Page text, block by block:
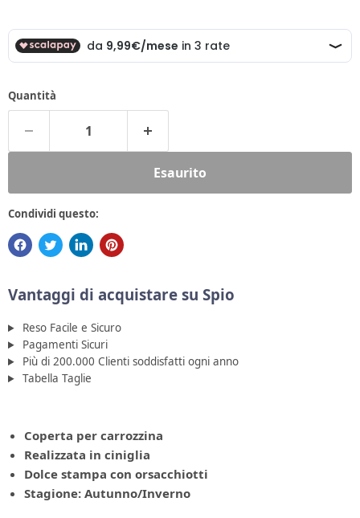
Quantità
Esaurito
Condividi questo:
Vantaggi di acquistare su Spio
Reso Facile e Sicuro
Pagamenti Sicuri
Più di 200.000 Clienti soddisfatti ogni anno
Tabella Taglie
Coperta per carrozzina
Realizzata in ciniglia
Dolce stampa con orsacchiotti
Stagione: Autunno/Inverno